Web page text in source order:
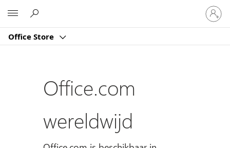
Office Store
Meld
je
aan
je
Office.com
wereldwijd